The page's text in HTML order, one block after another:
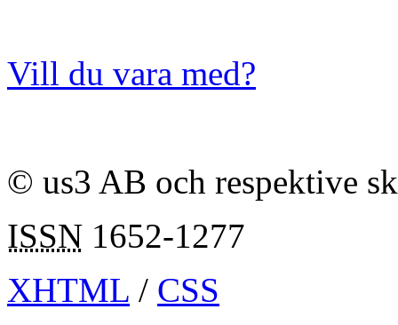
Vill du vara med?
© us3 AB och respektive
ISSN 1652-1277
XHTML / CSS